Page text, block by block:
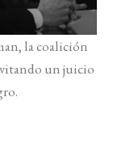
la coalición
un juicio